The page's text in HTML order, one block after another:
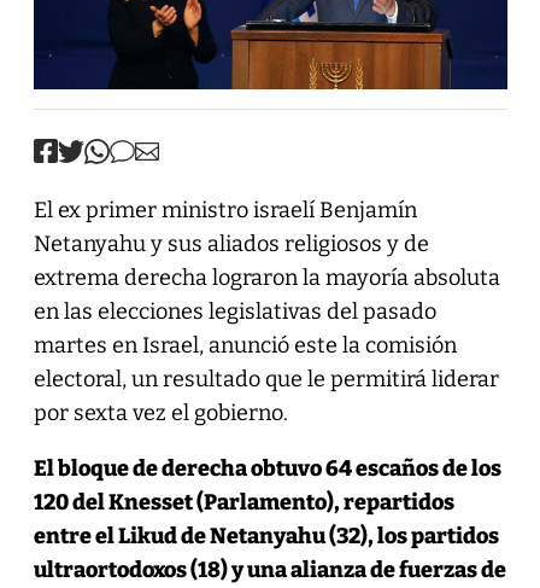
El ex primer ministro israelí Benjamín
Netanyahu y sus aliados religiosos y de
extrema derecha lograron la mayoría absoluta
en las elecciones legislativas del pasado
martes en Israel, anunció este la comisión
electoral, un resultado que le permitirá liderar
por sexta vez el gobierno.
El bloque de derecha obtuvo 64 escaños de los
120 del Knesset (Parlamento), repartidos
entre el Likud de Netanyahu (32), los partidos
ultraortodoxos (18) y una alianza de fuerzas de